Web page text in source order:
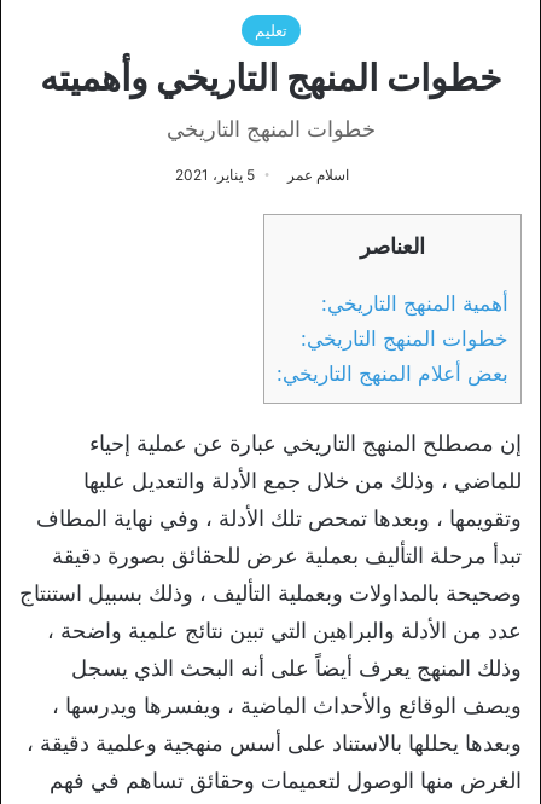
تعليم
خطوات المنهج التاريخي وأهميته
خطوات المنهج التاريخي
اسلام عمر 5 يناير، 2021
العناصر
أهمية المنهج التاريخي:
خطوات المنهج التاريخي:
بعض أعلام المنهج التاريخي:
إن مصطلح المنهج التاريخي عبارة عن عملية إحياء
للماضي ، وذلك من خلال جمع الأدلة والتعديل عليها
وتقويمها ، وبعدها تمحص تلك الأدلة ، وفي نهاية المطاف
تبدأ مرحلة التأليف بعملية عرض للحقائق بصورة دقيقة
وصحيحة بالمداولات وبعملية التأليف ، وذلك بسبيل استنتاج
عدد من الأدلة والبراهين التي تبين نتائج علمية واضحة ،
وذلك المنهج يعرف أيضاً على أنه البحث الذي يسجل
ويصف الوقائع والأحداث الماضية ، ويفسرها ويدرسها ،
وبعدها يحللها بالاستناد على أسس منهجية وعلمية دقيقة ،
الغرض منها الوصول لتعميمات وحقائق تساهم في فهم